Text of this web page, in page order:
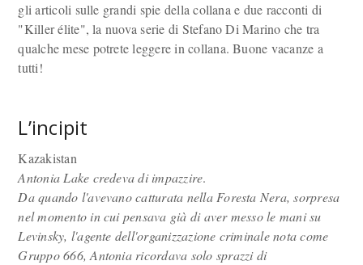
gli articoli sulle grandi spie della collana e due racconti di
"Killer élite", la nuova serie di Stefano Di Marino che tra
qualche mese potrete leggere in collana. Buone vacanze a
tutti!
L’incipit
Kazakistan
Antonia Lake credeva di impazzire.
Da quando l'avevano catturata nella Foresta Nera, sorpresa
nel momento in cui pensava già di aver messo le mani su
Levinsky, l'agente dell'organizzazione criminale nota come
Gruppo 666, Antonia ricordava solo sprazzi di